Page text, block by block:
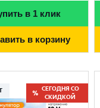
в 1 клик
в корзину
СЕГОДНЯ СО
СКИДКОЙ